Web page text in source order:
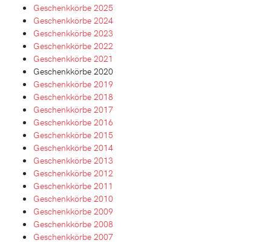
Geschenkkörbe 2025
Geschenkkörbe 2024
Geschenkkörbe 2023
Geschenkkörbe 2022
Geschenkkörbe 2021
Geschenkkörbe 2020
Geschenkkörbe 2019
Geschenkkörbe 2018
Geschenkkörbe 2017
Geschenkkörbe 2016
Geschenkkörbe 2015
Geschenkkörbe 2014
Geschenkkörbe 2013
Geschenkkörbe 2012
Geschenkkörbe 2011
Geschenkkörbe 2010
Geschenkkörbe 2009
Geschenkkörbe 2008
Geschenkkörbe 2007